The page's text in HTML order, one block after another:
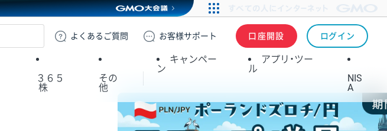
GMOクリック証券
よくある ご質問 お客様サポート 口座開設 ログイン
３６５
株
その
他
キャンペー
ン
アプリ・ツー
ル
NIS
A